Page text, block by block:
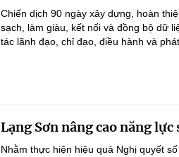
Chiến dịch 90 ngày xây dựng, hoàn
sạch, làm giàu, kết nối và đồng bộ dữ
tác lãnh đạo, chỉ đạo, điều hành và
Lạng Sơn nâng cao năng lực
Nhằm thực hiện hiệu quả Nghị quyết